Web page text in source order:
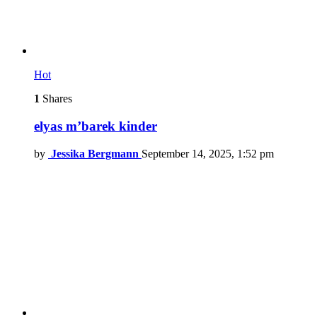
Hot
1 Shares
elyas m’barek kinder
by Jessika Bergmann September 14, 2025, 1:52 pm